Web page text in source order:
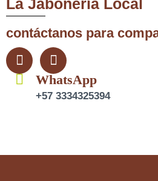
contáctanos para
F
a
c
-
I
n
s
t
m
WhatsApp
+57 3334325394